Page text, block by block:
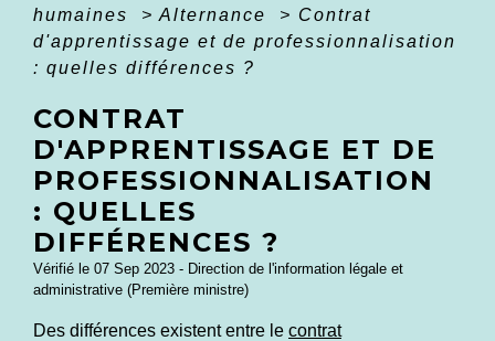
humaines
> Alternance > Contrat
d'apprentissage et de professionnalisation
: quelles différences ?
CONTRAT
D'APPRENTISSAGE ET DE
PROFESSIONNALISATION
: QUELLES
DIFFÉRENCES ?
Vérifié le 07 Sep 2023 - Direction de l'information légale et
administrative (Première ministre)
Des différences existent entre le contrat